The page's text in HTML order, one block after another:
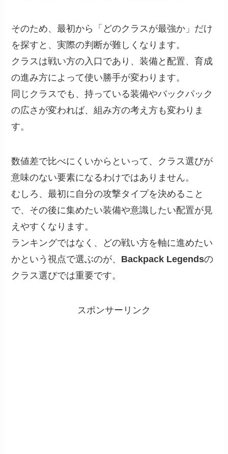
そのため、最初から「どのクラスが最強か」だけ
を探すと、実際の判断が難しくなります。
クラスは戦い方の入口であり、装備と配置、育成
の進み方によって使い勝手が変わります。
同じクラスでも、持っている装備やバックパック
の広さが変われば、組み方の考え方も変わりま
す。
数値差で比べにくいからといって、クラス選びが
意味のない要素になるわけではありません。
むしろ、最初に自分の攻撃タイプを決めること
で、その後に集めたい装備や意識したい配置が見
えやすくなります。
ランキングではなく、どの戦い方を軸に進めたい
かという視点で選ぶのが、 Backpack Legendsの
クラス選びでは重要です。
スポンサーリンク